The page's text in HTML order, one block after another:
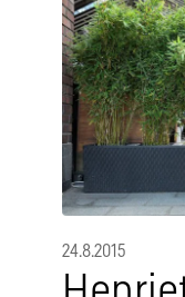
24.8.2015